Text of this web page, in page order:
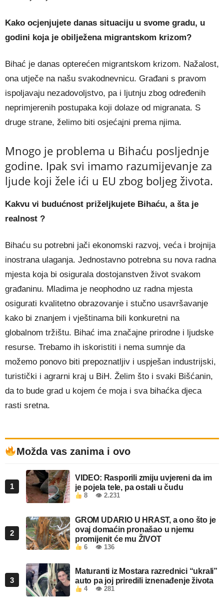
Kako ocjenjujete danas situaciju u svome gradu, u
godini koja je obilježena migrantskom krizom?
Bihać je danas opterećen migrantskom krizom. Nažalost,
ona utječe na našu svakodnevnicu. Građani s pravom
ispoljavaju nezadovoljstvo, pa i ljutnju zbog određenih
neprimjerenih postupaka koji dolaze od migranata. S
druge strane, želimo biti osjećajni prema njima.
Mnogo je problema u Bihaću posljednje
godine. Ipak svi imamo razumijevanje za
ljude koji žele ići u EU zbog boljeg života.
Kakvu vi budućnost priželjkujete Bihaću, a šta je
realnost ?
Bihaću su potrebni jači ekonomski razvoj, veća i brojnija
inostrana ulaganja. Jednostavno potrebna su nova radna
mjesta koja bi osigurala dostojanstven život svakom
građaninu. Mladima je neophodno uz radna mjesta
osigurati kvalitetno obrazovanje i stučno usavršavanje
kako bi znanjem i vještinama bili konkuretni na
globalnom tržištu. Bihać ima značajne prirodne i ljudske
resurse. Trebamo ih iskoristiti i nema sumnje da
možemo ponovo biti prepoznatljiv i uspješan industrijski,
turistički i agrarni kraj u BiH. Želim što i svaki Bišćanin,
da to bude grad u kojem će moja i sva bihaćka djeca
rasti sretna.
Možda vas zanima i ovo
1
VIDEO: Rasporili zmiju uvjereni da im
je pojela tele, pa ostali u čudu
8 👁 2.231
2
GROM UDARIO U HRAST, a ono što je
ovaj domaćin pronašao u njemu
promijenit će mu ŽIVOT
6 👁 136
3
Maturanti iz Mostara razrednici “ukrali”
auto pa joj priredili iznenađenje života
4 👁 281